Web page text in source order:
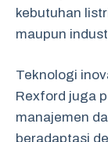
kebutuhan
maupun
Teknologi
Rexford juga
manajemen
beradaptasi